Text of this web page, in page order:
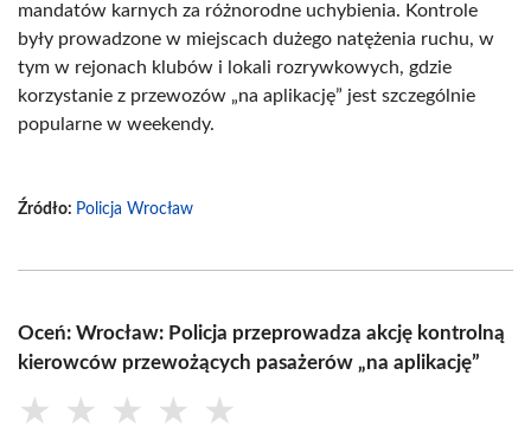
mandatów karnych za różnorodne uchybienia. Kontrole
były prowadzone w miejscach dużego natężenia ruchu, w
tym w rejonach klubów i lokali rozrywkowych, gdzie
korzystanie z przewozów „na aplikację” jest szczególnie
popularne w weekendy.
Źródło: Policja Wrocław
Oceń: Wrocław: Policja przeprowadza akcję kontrolną
kierowców przewożących pasażerów „na aplikację”
★ ★ ★ ★ ★